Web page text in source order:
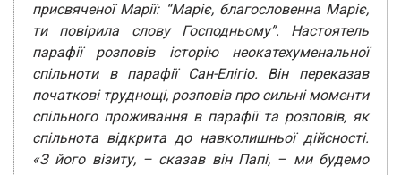
присвяченої Марії: “Маріє, благословенна Маріє,
ти повірила слову Господньому”. Настоятель
парафії розповів історію неокатехуменальної
спільноти в парафії Сан-Елігіо. Він переказав
початкові труднощі, розповів про сильні моменти
спільного проживання в парафії та розповів, як
спільнота відкрита до навколишньої дійсності.
«З його візиту, – сказав він Папі, – ми будемо